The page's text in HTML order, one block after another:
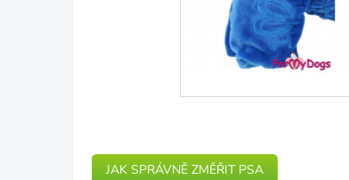
JAK SPRÁVNĚ ZMĚŘIT PSA